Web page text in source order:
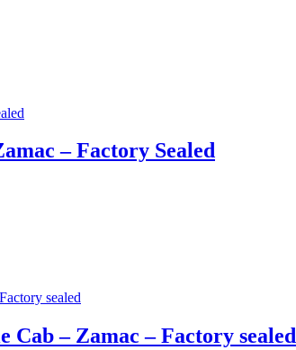
– Factory Sealed
Cab – Zamac – Factory sealed